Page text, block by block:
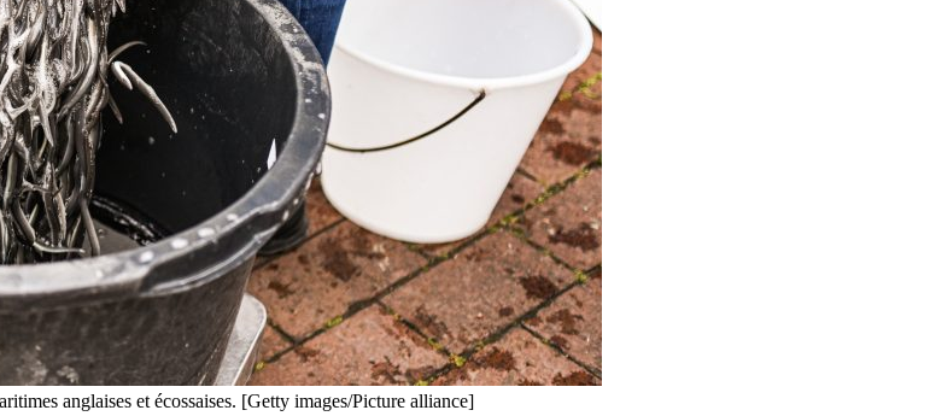
anglaises et écossaises. [Getty images/Picture alliance]